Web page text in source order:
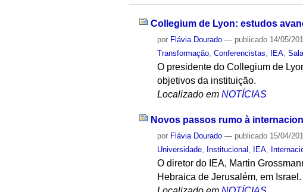
Collegium de Lyon: estudos
por Flávia Dourado — publicado 14/05/
Transformação ,Conferencistas IEA ,
O presidente do Collegium de
objetivos da instituição.
Localizado em NOTÍCIAS
Novos passos rumo à
por Flávia Dourado — publicado 15/04/
Universidade Institucional IEA
O diretor do IEA, Martin
Hebraica de Jerusalém, em Israel.